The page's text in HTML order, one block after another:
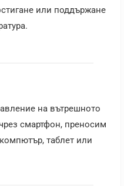
или поддържане
на вътрешното
смартфон, преносим
таблет или